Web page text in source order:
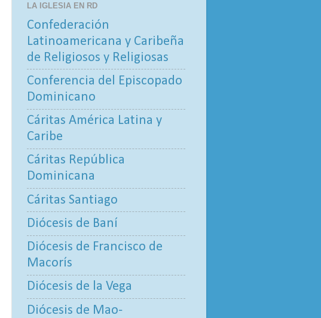
LA IGLESIA EN RD
Confederación
Latinoamericana y Caribeña
de Religiosos y Religiosas
Conferencia del Episcopado
Dominicano
Cáritas América Latina y
Caribe
Cáritas República
Dominicana
Cáritas Santiago
Diócesis de Baní
Diócesis de Francisco de
Macorís
Diócesis de la Vega
Diócesis de Mao-